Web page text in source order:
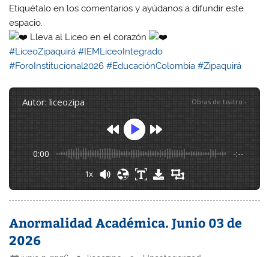
Etiquétalo en los comentarios y ayúdanos a difundir este
espacio.
Lleva al Liceo en el corazón
#LiceoZipaquirá #IEMLiceoIntegrado
#ForoInstitucional2026 #EducaciónColombia #Zipaquirá
autor: liceozipa Obras de teatro:-
0:00 -:--
1x
Anormalidad Académica. Junio 03 de
2026